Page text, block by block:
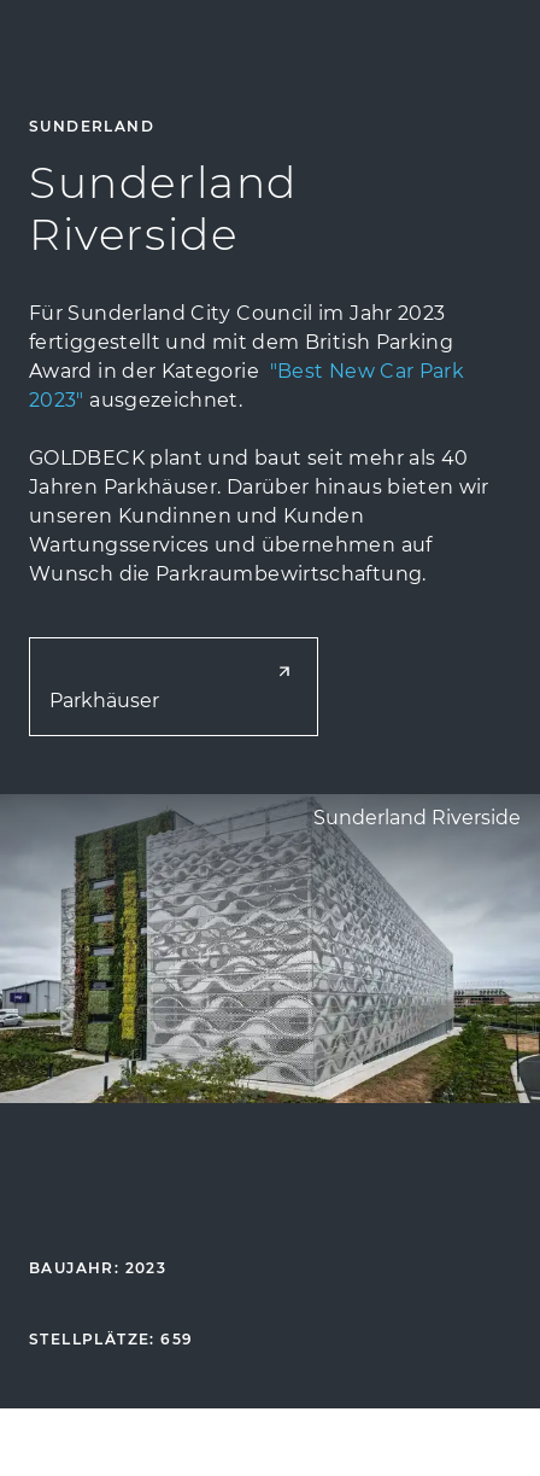
SUNDERLAND
Sunderland
Riverside
Für Sunderland City Council im Jahr 2023
fertiggestellt und mit dem British Parking
Award in der Kategorie "Best New Car Park
2023" ausgezeichnet.
GOLDBECK plant und baut seit mehr als 40
Jahren Parkhäuser. Darüber hinaus bieten wir
unseren Kundinnen und Kunden
Wartungsservices und übernehmen auf
Wunsch die Parkraumbewirtschaftung.
Parkhäuser
Sunderland Riverside
BAUJAHR: 2023
STELLPLÄTZE: 659